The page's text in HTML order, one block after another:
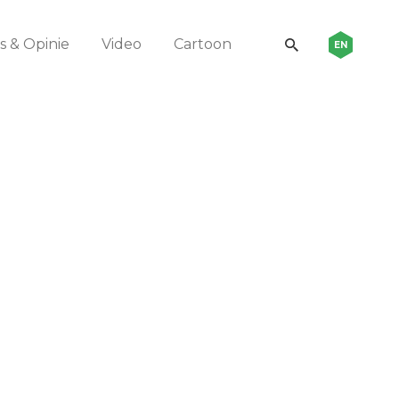
& Opinie Video Cartoon EN